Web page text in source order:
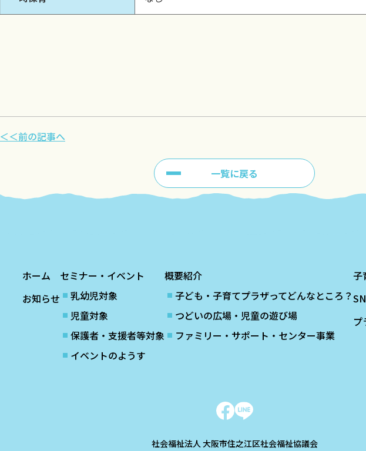
＜＜前の記事へ
一覧に戻る
ホーム
お知らせ
セミナー・イベント
乳幼児対象
児童対象
保護者・支援者等対象
イベントのようす
概要紹介
子ども・子育てプラザってどんなところ？
つどいの広場・児童の遊び場
ファミリー・サポート・センター事業
子
プ
社会福祉法人 大阪市住之江区社会福祉協議会